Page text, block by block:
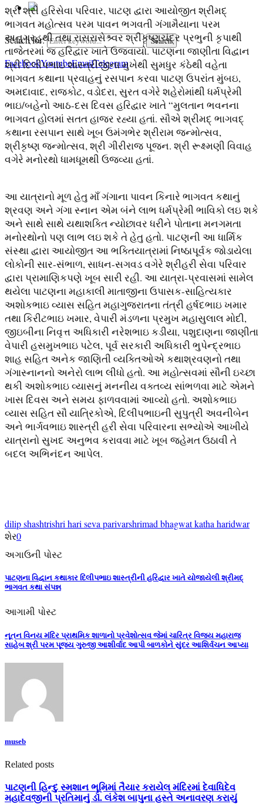
Search for: Search
FacebookYoutubeEmailTelegram
શ્રી શ્રી હરિસેવા પરિવાર, પાટણ દ્વારા આયોજીત શ્રીમદ્
ભાગવત મહોત્સવ પરમ પાવન ભગવતી ગંગામૈયાના પરમ
અનુગ્રહથી તથા રાસરાસેશ્ર્વર શ્રીકૃષ્ણચંદ્ર પ્રભુની કૃપાથી
તાજેતરમાં જ હરિદ્વાર ખાતે ઉજવાયો. પાટણના જાણીતા વિદ્વાન
શ્રી દિલીપભાઇ શાસ્ત્રીજીના મુખેથી સુમધુર કંઠેથી વહેતા
ભાગવત કથાના પ્રવાહનું રસપાન કરવા પાટણ ઉપરાંત મુંબઇ,
અમદાવાદ, રાજકોટ, વડોદરા, સુરત વગેરે શહેરોમાંથી ધર્મપ્રેમી
ભાઇ/બહેનો આઠ-દસ દિવસ હરિદ્વાર ખાતે “મુલતાન ભવનના
ભાગવત હોલમાં સતત હાજર રહ્યા હતાં. સૌએ શ્રીમદ્ ભાગવદ્
કથાના રસપાન સાથે ખૂબ ઉમંગભેર શ્રીરામ જન્મોત્સવ,
શ્રીકૃષ્ણ જન્મોત્સવ, શ્રી ગીરીરાજ પૂજન. શ્રી રૂક્ષ્મણી વિવાહ
વગેરે મનોરથો ધામધૂમથી ઉજવ્યા હતાં.
આ યાત્રાનો મૂળ હેતુ માઁ ગંગાના પાવન કિનારે ભાગવત કથાનું
શ્રવણ અને ગંગા સ્નાન એમ બંને લાભ ધર્મપ્રેમી ભાવિકો લઇ શકે
અને સાથે સાથે યથાશક્તિ ન્યોછાવર ધરીને પોતાના મનગમતા
મનોરથોનો પણ લાભ લઇ શકે તે હેતુ હતો. પાટણની આ ધાર્મિક
સંસ્થા દ્વારા આયોજીત આ ભક્તિયાત્રામાં નિષ્ઠાપૂર્વક જોડાયેલા
લોકોની સાર-સંભાળ, સાધન-સગવડ વગેરે શ્રીહરી સેવા પરિવાર
દ્વારા પ્રામાણિકપણે ખૂબ સારી રહી. આ યાત્રા-પ્રવાસમાં સામેલ
થયેલા પાટણના મહાકાલી માતાજીના ઉપાસક-સાહિત્યકાર
અશોકભાઇ વ્યાસ સહિત મહાગુજરાતના તંત્રી હર્ષદભાઇ ખમાર
તથા કિરીટભાઇ ખમાર, વેપારી મંડળના પ્રમુખ મહાસુલાલ મોદી,
જીઇબીના નિવૃત્ત અધિકારી નરેશભાઇ કડીયા, પશુદાણના જાણીતા
વેપારી હસમુખભાઇ પટેલ, પૂર્વ સરકારી અધિકારી ભુપેન્દ્રભાઇ
શાહ સહિત અનેક જાણિતી વ્યક્તિઓએ કથાશ્રવણનો તથા
ગંગાસ્નાનનો અનેરો લાભ લીધો હતો. આ મહોત્સવમાં સૌની ઇચ્છા
થકી અશોકભાઇ વ્યાસનું મનનીય વક્તવ્ય સાંભળવા માટે એમને
ખાસ દિવસ અને સમય ફાળવવામાં આવ્યો હતો. અશોકભાઇ
વ્યાસ સહિત સૌ યાત્રિકોએ, દિલીપભાઇની સુપુત્રી અવનીબેન
અને ભાર્ગવભાઇ શાસ્ત્રી હરી સેવા પરિવારના સભ્યોએ આખીયે
યાત્રાનો સુખદ અનુભવ કરાવવા માટે ખૂબ જહેમત ઉઠાવી તે
બદલ અભિનંદન આપેલ.
dilip shashtrishri hari seva parivarshrimad bhagwat katha haridwar
શેર0
અગાઉની પોસ્ટ
પાટણના વિદ્વાન કથાકાર દિલીપભાઇ શાસ્ત્રીની હરિદ્વાર ખાતે યોજાયેલી શ્રીમદ્
ભાગવત કથા સંપન્ન
આગામી પોસ્ટ
નૂતન વિનય મંદિર પ્રાથમિક શાળાનો પ્રવેશોત્સવ જેમાં ચારિત્ર વિજય મહારાજ
સાહેબ શ્રી પરમ પૂજ્ય ગુરુજી આશીર્વાદ આપી બાળકોને સુંદર આશિર્વચન આપ્યા
museb
Related posts
પાટણની હિન્દુ સ્મશાન ભૂમિમાં તૈયાર કરાયેલ મંદિરમાં દેવાધિદેવ
મહાદેવજીની પ્રતિમાનું ડૉ. લંકેશ બાપુના હસ્તે અનાવરણ કરાયું